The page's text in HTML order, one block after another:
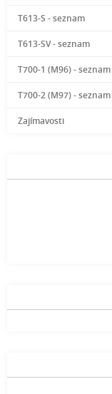
T613-S - seznam
T613-SV - seznam
T700-1 (M96) - seznam
T700-2 (M97) - seznam
Zajímavosti